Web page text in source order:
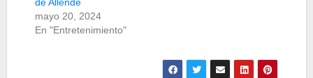
mayo 20, 2024
En "Entretenimiento"